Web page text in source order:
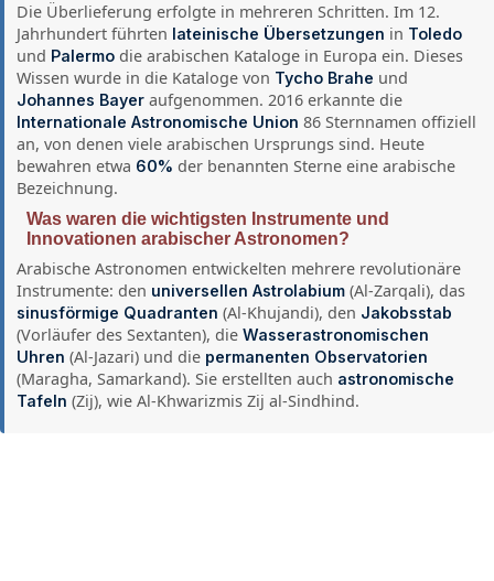
Die Überlieferung erfolgte in mehreren Schritten. Im 12.
Jahrhundert führten lateinische Übersetzungen in Toledo
und Palermo die arabischen Kataloge in Europa ein. Dieses
Wissen wurde in die Kataloge von Tycho Brahe und
Johannes Bayer aufgenommen. 2016 erkannte die
Internationale Astronomische Union 86 Sternnamen offiziell
an, von denen viele arabischen Ursprungs sind. Heute
bewahren etwa 60% der benannten Sterne eine arabische
Bezeichnung.
Was waren die wichtigsten Instrumente und
Innovationen arabischer Astronomen?
Arabische Astronomen entwickelten mehrere revolutionäre
Instrumente: den universellen Astrolabium (Al-Zarqali), das
sinusförmige Quadranten (Al-Khujandi), den Jakobsstab
(Vorläufer des Sextanten), dieWasserastronomischen
Uhren (Al-Jazari) und die permanenten Observatorien
(Maragha, Samarkand). Sie erstellten auch astronomische
Tafeln (Zij), wie Al-Khwarizmis Zij al-Sindhind.